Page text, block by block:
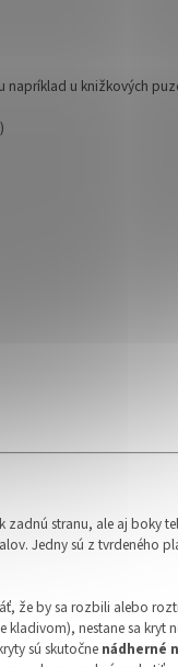
napríklad u knižkových
stranu, ale aj boky
Jedny sú z tvrdeného
že by sa rozbili alebo
nestane sa kryt
sú skutočne nádherné